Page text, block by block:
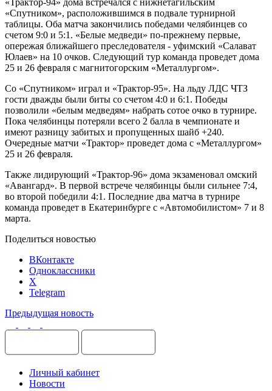
«Спутником», расположившимся в подвале турнирной
таблицы. Оба матча закончились победами челябинцев со
счетом 9:0 и 5:1. «Белые медведи» по-прежнему первые,
опережая ближайшего преследователя - уфимский «Салават
Юлаев» на 10 очков. Следующий тур команда проведет дома
25 и 26 февраля с магнитогорским «Металлургом».
Со «Спутником» играл и «Трактор-95». На льду ЛДС ЧТЗ
гости дважды были биты со счетом 4:0 и 6:1. Победы
позволили «белым медведям» набрать сотое очко в турнире.
Пока челябинцы потеряли всего 2 балла в чемпионате и
имеют разницу забитых и пропущенных шайб +240.
Очередные матчи «Трактор» проведет дома с «Металлургом»
25 и 26 февраля.
Также лидирующий «Трактор-96» дома экзаменовал омский
«Авангард». В первой встрече челябинцы были сильнее 7:4,
во второй победили 4:1. Последние два матча в турнире
команда проведет в Екатеринбурге с «Автомобилистом» 7 и 8
марта.
Поделиться новостью
ВКонтакте
Одноклассники
X
Telegram
Предыдущая новость
Личный кабинет
Новости